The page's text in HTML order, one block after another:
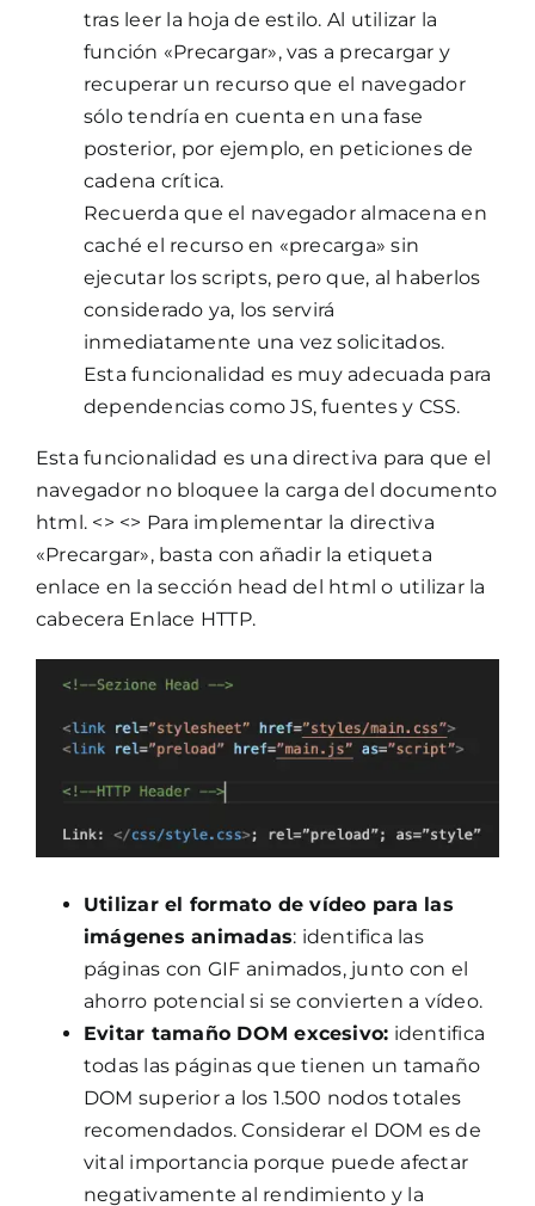
tras leer la hoja de estilo. Al utilizar la
función «Precargar», vas a precargar y
recuperar un recurso que el navegador
sólo tendría en cuenta en una fase
posterior, por ejemplo, en peticiones de
cadena crítica.
Recuerda que el navegador almacena en
caché el recurso en «precarga» sin
ejecutar los scripts, pero que, al haberlos
considerado ya, los servirá
inmediatamente una vez solicitados.
Esta funcionalidad es muy adecuada para
dependencias como JS, fuentes y CSS.
Esta funcionalidad es una directiva para que el
navegador no bloquee la carga del documento
html. <> <> Para implementar la directiva
«Precargar», basta con añadir la etiqueta
enlace en la sección head del html o utilizar la
cabecera Enlace HTTP.
Utilizar el formato de vídeo para las
imágenes animadas: identifica las
páginas con GIF animados, junto con el
ahorro potencial si se convierten a vídeo.
Evitar tamaño DOM excesivo: identifica
todas las páginas que tienen un tamaño
DOM superior a los 1.500 nodos totales
recomendados. Considerar el DOM es de
vital importancia porque puede afectar
negativamente al rendimiento y la